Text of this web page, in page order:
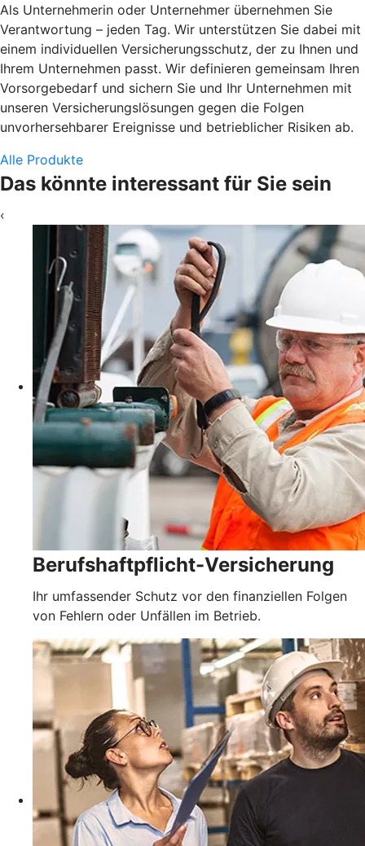
Als Unternehmerin oder Unternehmer übernehmen Sie
Verantwortung – jeden Tag. Wir unterstützen Sie dabei mit
einem individuellen Versicherungsschutz, der zu Ihnen und
Ihrem Unternehmen passt. Wir definieren gemeinsam Ihren
Vorsorgebedarf und sichern Sie und Ihr Unternehmen mit
unseren Versicherungslösungen gegen die Folgen
unvorhersehbarer Ereignisse und betrieblicher Risiken ab.
Alle Produkte
Das könnte interessant für Sie sein
‹
Berufshaftpflicht-Versicherung
Ihr umfassender Schutz vor den finanziellen Folgen
von Fehlern oder Unfällen im Betrieb.